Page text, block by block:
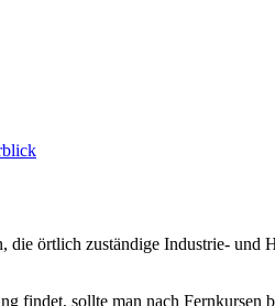
örtlich zuständige Industrie-
findet, sollte man nach